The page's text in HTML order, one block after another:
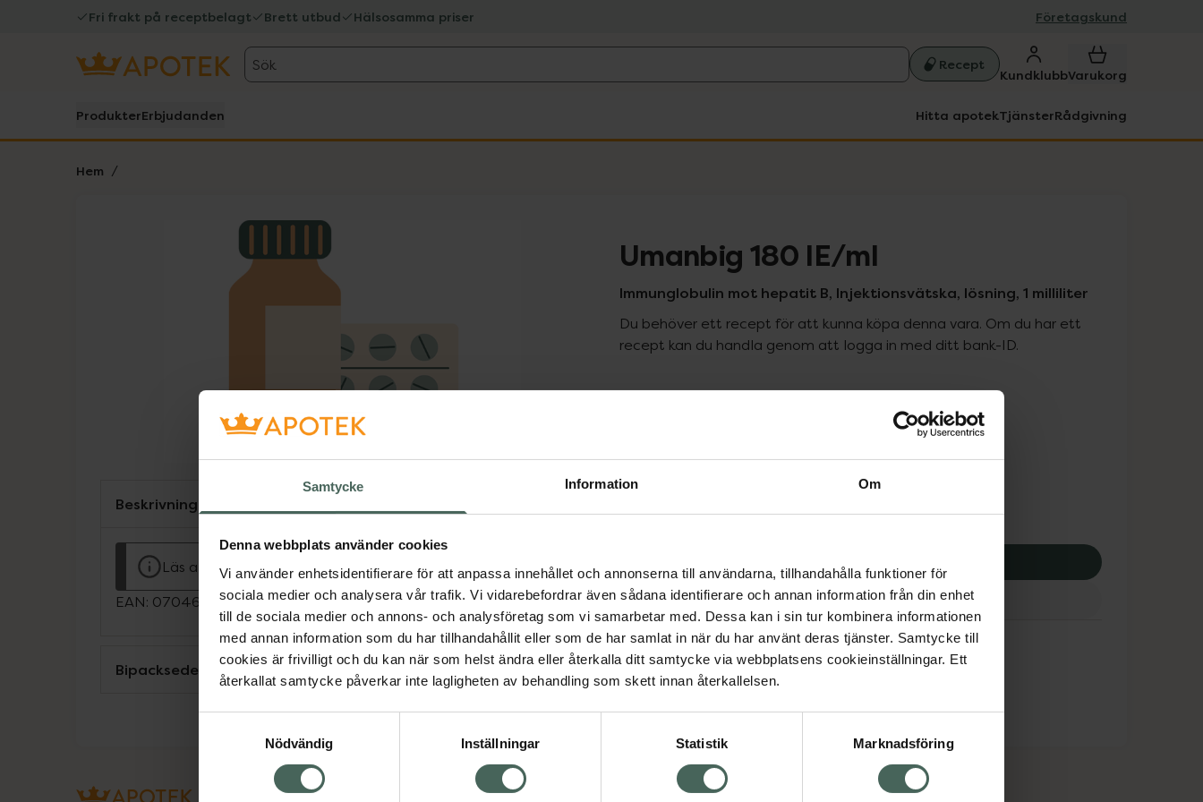
Samtycke Information Om
Denna webbplats använder cookies
Vi använder enhetsidentifierare för att anpassa innehållet och annonserna till användarna, tillhandahålla funktioner för
sociala medier och analysera vår trafik. Vi vidarebefordrar även sådana identifierare och annan information från din enhet
till de sociala medier och annons- och analysföretag som vi samarbetar med. Dessa kan i sin tur kombinera informationen
med annan information som du har tillhandahållit eller som de har samlat in när du har använt deras tjänster. Samtycke till
cookies är frivilligt och du kan när som helst ändra eller återkalla ditt samtycke via webbplatsens cookieinställningar. Ett
återkallat samtycke påverkar inte lagligheten av behandling som skett innan återkallelsen.
Nödvändig
Inställningar Statistik Marknadsföring
Fri frakt på receptbelagt Brett utbud Hälsosamma priser Företagskund
Sök Recept
KundklubbVarukorg
ProdukterErbjudanden Hitta apotekTjänsterRådgivning
Hem
Lista: . Innehåller 1 objekt. Umanbig 180 IE/ml
Immunglobulin mot hepatit B, Injektionsvätska, lösning, 1 milliliter
Du behöver ett recept för att kunna köpa denna vara. Om du har ett
recept kan du handla genom att logga in med ditt bank-ID.
Pris med recept
Högkostnadsskyddet gäller inte
3835,63 kr
I apotek:3835,63 kr
Köp via ditt recept
Aktuella erbjudanden
Beskrivning
Läs alltid bipacksedeln innan användning.
EAN: 07046261999540
Bipacksedel från FASS Visa
Om recept och läkemedel